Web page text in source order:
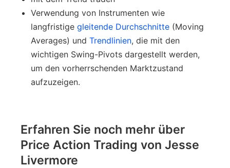
Verwendung von Instrumenten wie
langfristige gleitende Durchschnitte (Moving
Averages) und Trendlinien, die mit den
wichtigen Swing-Pivots dargestellt werden,
um den vorherrschenden Marktzustand
aufzuzeigen.
Erfahren Sie noch mehr über
Price Action Trading von Jesse
Livermore